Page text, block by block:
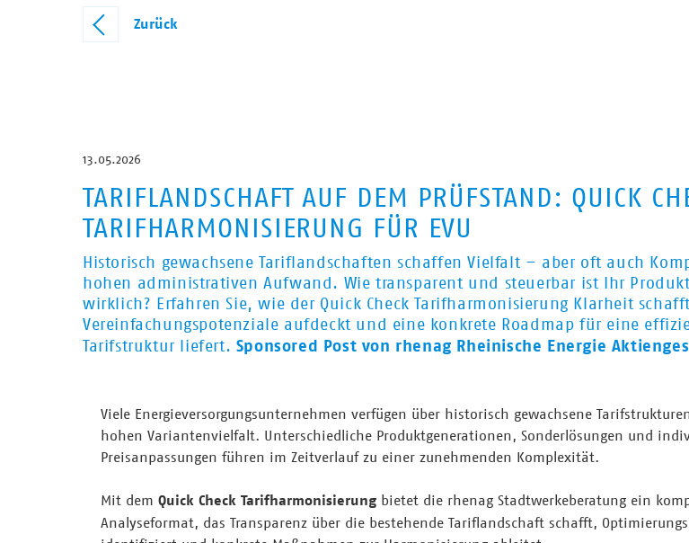
Zurück
13.05.2026
TARIFLANDSCHAFT AUF DEM PRÜFSTAND: QUICK
TARIFHARMONISIERUNG FÜR EVU
Historisch gewachsene Tariflandschaften schaffen Vielfalt – aber oft auch
hohen administrativen Aufwand. Wie transparent und steuerbar ist Ihr
wirklich? Erfahren Sie, wie der Quick Check Tarifharmonisierung Klarheit
Vereinfachungspotenziale aufdeckt und eine konkrete Roadmap für eine
Tarifstruktur liefert. Sponsored Post von rhenag Rheinische Energie
Viele Energieversorgungsunternehmen verfügen über historisch gewachsene
hohen Variantenvielfalt. Unterschiedliche Produktgenerationen, Sonderlösungen und
Preisanpassungen führen im Zeitverlauf zu einer zunehmenden Komplexität.
Mit demQuick Check Tarifharmonisierung bietet die rhenag Stadtwerkeberatung ein
Analyseformat, das Transparenz über die bestehende Tariflandschaft schafft,